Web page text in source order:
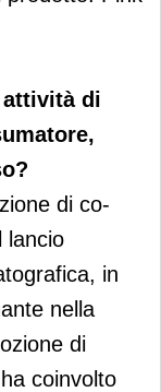
attività di
di co-
lancio
in
nella
di
coinvolto